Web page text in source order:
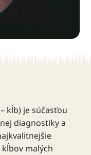
kĺb) je súčasťou
diagnostiky a
malých